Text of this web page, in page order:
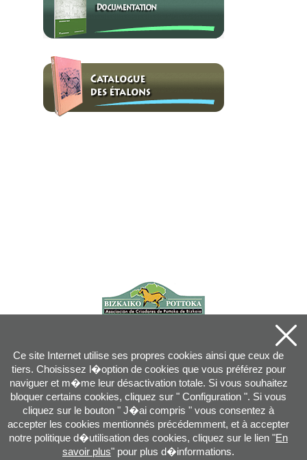
Ce site Internet utilise ses propres cookies ainsi que ceux de
tiers. Choisissez l�option de cookies que vous préférez pour
naviguer et m�me leur désactivation totale. Si vous souhaitez
bloquer certains cookies, cliquez sur " Configuration ". Si vous
cliquez sur le bouton " J�ai compris " vous consentez à
accepter les cookies mentionnés précédemment, et à accepter
notre politique d�utilisation des cookies, cliquez sur le lien "En
savoir plus" pour plus d�informations.